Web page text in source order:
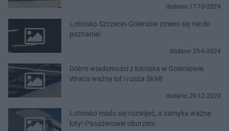
dodano 17-10-2024
Lotnisko Szczecin-Goleniów zmieni się nie do
poznania!
dodano 25-6-2024
Dobre wiadomości z lotniska w Goleniowie.
Wraca ważny lot i rusza SKM!
dodano 29-12-2023
Lotnisko miało się rozwijać, a zamyka ważne
loty! Pasażerowie oburzeni